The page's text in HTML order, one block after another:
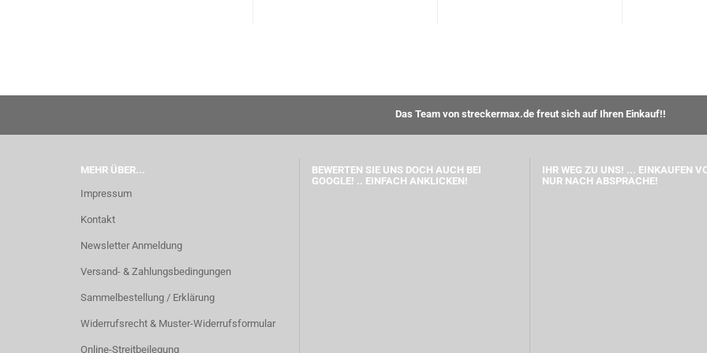
Das Team von streckermax.de freut sich auf Ihren Einkauf!!
MEHR ÜBER...
Impressum
Kontakt
Newsletter Anmeldung
Versand- & Zahlungsbedingungen
Sammelbestellung / Erklärung
Widerrufsrecht & Muster-Widerrufsformular
Online-Streitbeilegung
BEWERTEN SIE UNS DOCH AUCH BEI
GOOGLE! .. EINFACH ANKLICKEN!
IHR WEG ZU UNS! ... EINKAUFEN
NUR NACH ABSPRACHE!